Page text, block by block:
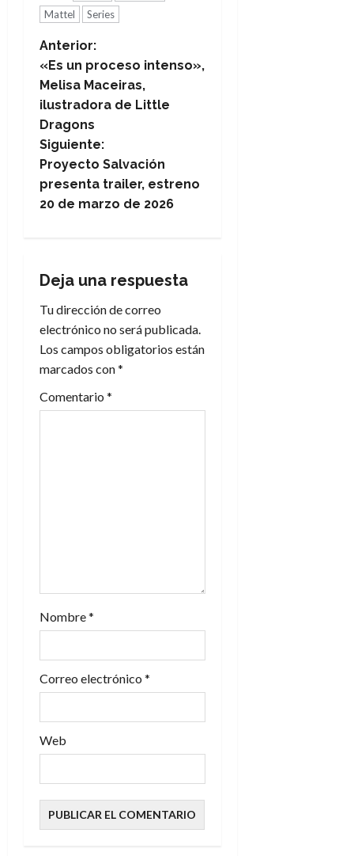
Mattel
Series
N
a
v
e
g
a
i
ó
n
d
e
d
s
Anterior:
«Es un proceso intenso»,
Melisa Maceiras,
ilustradora de Little
Dragons
Siguiente:
Proyecto Salvación
presenta trailer, estreno
20 de marzo de 2026
Deja una respuesta
Tu dirección de correo
electrónico no será publicada.
Los campos obligatorios están
marcados con*
Comentario *
Nombre*
Correo electrónico *
Web